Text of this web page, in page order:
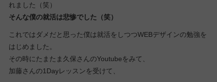
れました（笑）
そんな僕の就活は悲惨でした（笑）
これではダメだと思った僕は就活をしつつWEBデザインの勉強を
はじめました。
その時にたまたま久保さんのYoutubeをみて、
加藤さんの1Dayレッスンを受けて、